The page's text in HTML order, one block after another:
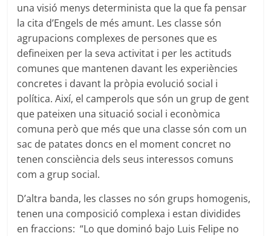
una visió menys determinista que la que fa pensar
la cita d’Engels de més amunt. Les classe són
agrupacions complexes de persones que es
defineixen per la seva activitat i per les actituds
comunes que mantenen davant les experiències
concretes i davant la pròpia evolució social i
política. Així, el camperols que són un grup de gent
que pateixen una situació social i econòmica
comuna però que més que una classe són com un
sac de patates doncs en el moment concret no
tenen consciència dels seus interessos comuns
com a grup social.
D’altra banda, les classes no són grups homogenis,
tenen una composició complexa i estan dividides
en fraccions: “Lo que dominó bajo Luis Felipe no